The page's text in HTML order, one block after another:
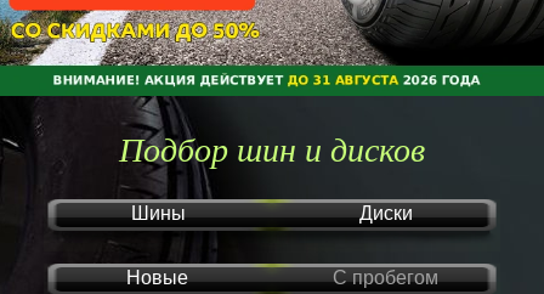
Подбор шин и дисков
Шины Диски
Новые С пробегом